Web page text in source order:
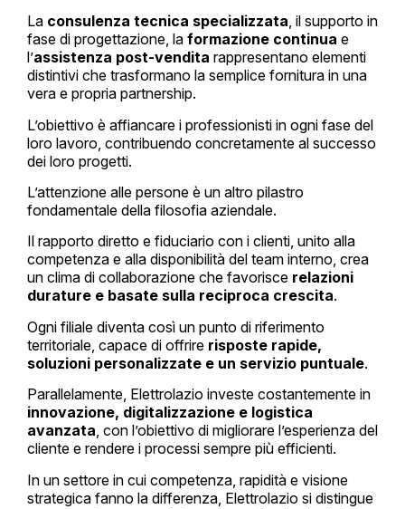
La consulenza tecnica specializzata, il supporto in
fase di progettazione, la formazione continua e
l’assistenza post-vendita rappresentano elementi
distintivi che trasformano la semplice fornitura in una
vera e propria partnership.
L’obiettivo è affiancare i professionisti in ogni fase del
loro lavoro, contribuendo concretamente al successo
dei loro progetti.
L’attenzione alle persone è un altro pilastro
fondamentale della filosofia aziendale.
Il rapporto diretto e fiduciario con i clienti, unito alla
competenza e alla disponibilità del team interno, crea
un clima di collaborazione che favorisce relazioni
durature e basate sulla reciproca crescita.
Ogni filiale diventa così un punto di riferimento
territoriale, capace di offrire risposte rapide,
soluzioni personalizzate e un servizio puntuale.
Parallelamente, Elettrolazio investe costantemente in
innovazione, digitalizzazione e logistica
avanzata, con l’obiettivo di migliorare l’esperienza del
cliente e rendere i processi sempre più efficienti.
In un settore in cui competenza, rapidità e visione
strategica fanno la differenza, Elettrolazio si distingue